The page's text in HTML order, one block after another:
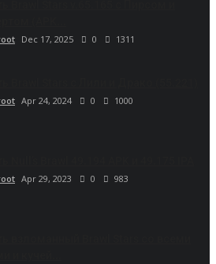
Dec 17, 2025 0 1311
Apr 24, 2024 0 1000
Apr 29, 2023 0 983